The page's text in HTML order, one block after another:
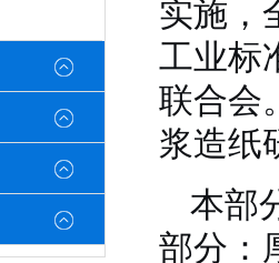
实施，
工业标
联合会
浆造纸
本部
部分：